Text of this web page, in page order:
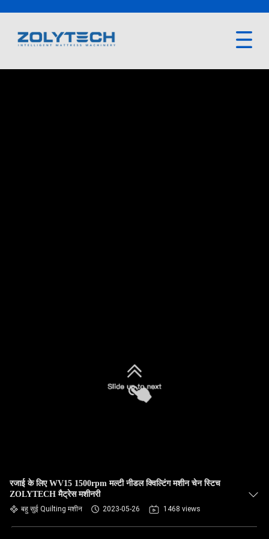
रजाई के लिए WV15 1500rpm मल्टी नीडल क्विल्टिंग मशीन चेन स्टिच
ZOLYTECH मैट्रेस मशीनरी
बहु सुई Quilting मशीन 2023-05-26 1468 views